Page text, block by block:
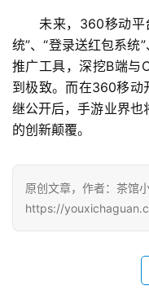
接
会
上
海
未来，360移动平
统”、“登录送红包系统
推广工具，深挖B端与
到极致。而在360移动
继公开后，手游业界也
的创新颠覆。
原创文章，作者：茶馆
https://